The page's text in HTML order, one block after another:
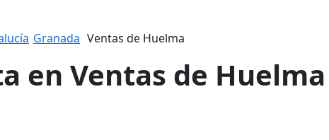
Granada Ventas de Huelma
en Ventas de Huelma